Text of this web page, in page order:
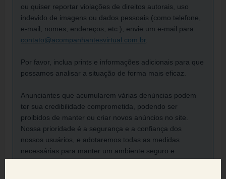
ou quiser reportar violações de direitos autorais, uso
indevido de imagens ou dados pessoais (como telefone,
e-mail, nomes, endereços, etc.), envie um e-mail para:
contato@acompanhantesvirtual.com.br
Por favor, inclua prints e informações adicionais para que
possamos analisar a situação de forma mais eficaz.
Anunciantes que acumularem várias denúncias podem
ter sua credibilidade comprometida, podendo ser
proibidos de manter ou criar novos anúncios no site.
Nossa prioridade é a segurança e a confiança dos
nossos usuários, e adotaremos todas as medidas
necessárias para manter um ambiente seguro e